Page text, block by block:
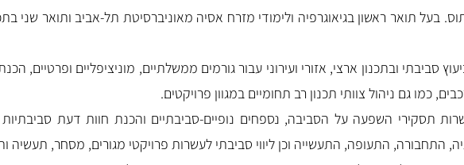
בעל תואר ראשון בגיאוגרפיה ולימודי מזרח אסיה מאוניברסיטת תל-אביב ותואר שני
ל- 20 שנה ביעוץ סביבתי ובתכנון ארצי, אזורי ועירוני עבור גורמים ממשלתיים, מוניציפליים ופרטיים,
כמו גם ניהול צוותי תכנון רב תחומיים במגוון פרויקטים.
תסקירי השפעה על הסביבה, נספחים נופיים-סביבתיים והכנת חוות דעת סביבתיות
התחבורה, התעופה, התעשייה וכן ליווי סביבתי לעשרות פרויקטי מגורים, מסחר, תעשיה